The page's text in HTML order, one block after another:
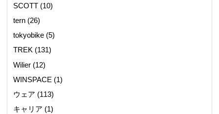
SCOTT(10)
tern(26)
tokyobike(5)
TREK (131)
Wilier(12)
WINSPACE (1)
ウェア (113)
キャリア (1)